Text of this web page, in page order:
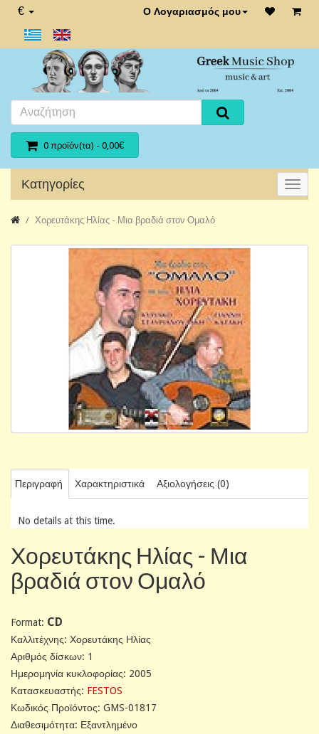
€ Ο Λογαριασμός μου
0 προϊόν(τα) - 0,00€
Κατηγορίες
Χορευτάκης Ηλίας - Μια βραδιά στον Ομαλό
Περιγραφή Χαρακτηριστικά Αξιολογήσεις (0)
No details at this time.
Χορευτάκης Ηλίας - Μια
βραδιά στον Ομαλό
Format: CD
Καλλιτέχνης: Χορευτάκης Ηλίας
Αριθμός δίσκων: 1
Ημερομηνία κυκλοφορίας: 2005
Κατασκευαστής: FESTOS
Κωδικός Προϊόντος: GMS-01817
Διαθεσιμότητα: Εξαντλημένο